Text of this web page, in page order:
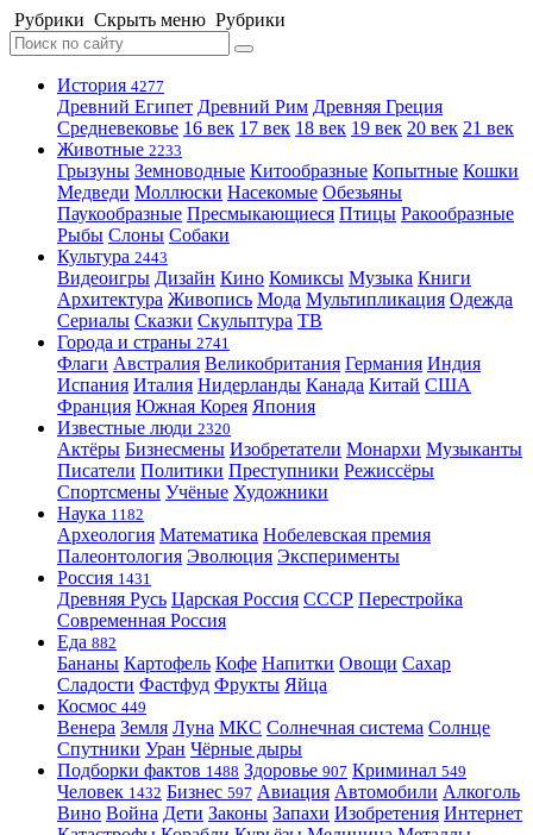
Рубрики Скрыть меню Рубрики
История 4277
Древний Египет Древний Рим Древняя Греция
Средневековье 16 век 17 век 18 век 19 век 20 век 21 век
Животные 2233
Грызуны Земноводные Китообразные Копытные Кошки
Медведи Моллюски Насекомые Обезьяны
Паукообразные Пресмыкающиеся Птицы Ракообразные
Рыбы Слоны Собаки
Культура 2443
Видеоигры Дизайн Кино Комиксы Музыка Книги
Архитектура Живопись Мода Мультипликация Одежда
Сериалы Сказки Скульптура ТВ
Города и страны 2741
Флаги Австралия Великобритания Германия Индия
Испания Италия Нидерланды Канада Китай США
Франция Южная Корея Япония
Известные люди 2320
Актёры Бизнесмены Изобретатели Монархи Музыканты
Писатели Политики Преступники Режиссёры
Спортсмены Учёные Художники
Наука 1182
Археология Математика Нобелевская премия
Палеонтология Эволюция Эксперименты
Россия 1431
Древняя Русь Царская Россия СССР Перестройка
Современная Россия
Еда 882
Бананы Картофель Кофе Напитки Овощи Сахар
Сладости Фастфуд Фрукты Яйца
Космос 449
Венера Земля Луна МКС Солнечная система Солнце
Спутники Уран Чёрные дыры
Подборки фактов 1488 Здоровье 907 Криминал 549
Человек 1432 Бизнес 597 Авиация Автомобили Алкоголь
Вино Война Дети Законы Запахи Изобретения Интернет